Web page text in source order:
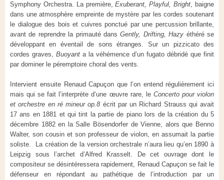
Symphony Orchestra. La première,Exuberant, Playful, Bright, baigne
dans une atmosphère empreinte de mystère par les cordes soutenant
le dialogue des bois et cuivres ponctué par une percussion brillante,
avant de reprendre la primauté dansGently, Drifting, Hazy éthéré se
développant en éventail de sons étranges. Sur un pizzicato des
cordes graves, Buoyant a la véhémence d’un fugato débridé que finit
par dominer le péremptoire choral des vents.
Intervient ensuite Renaud Capuçon que l’on entend régulièrement ici
mais qui se fait l’interprète d’une œuvre rare, le Concerto pour violon
et orchestre en ré mineur op.8 écrit par un Richard Strauss qui avait
17 ans en 1881 et qui tint la partie de piano lors de la création du 5
décembre 1882 en la Salle Bösendorfer de Vienne, alors que Benno
Walter, son cousin et son professeur de violon, en assumait la partie
soliste. La création de la version orchestrale n’aura lieu qu’en 1890 à
Leipzig sous l’archet d’Alfred Krasselt. De cet ouvrage dont le
compositeur se désintéressera rapidement, Renaud Capuçon se fait le
défenseur en répondant au pathétique de l’introduction par un